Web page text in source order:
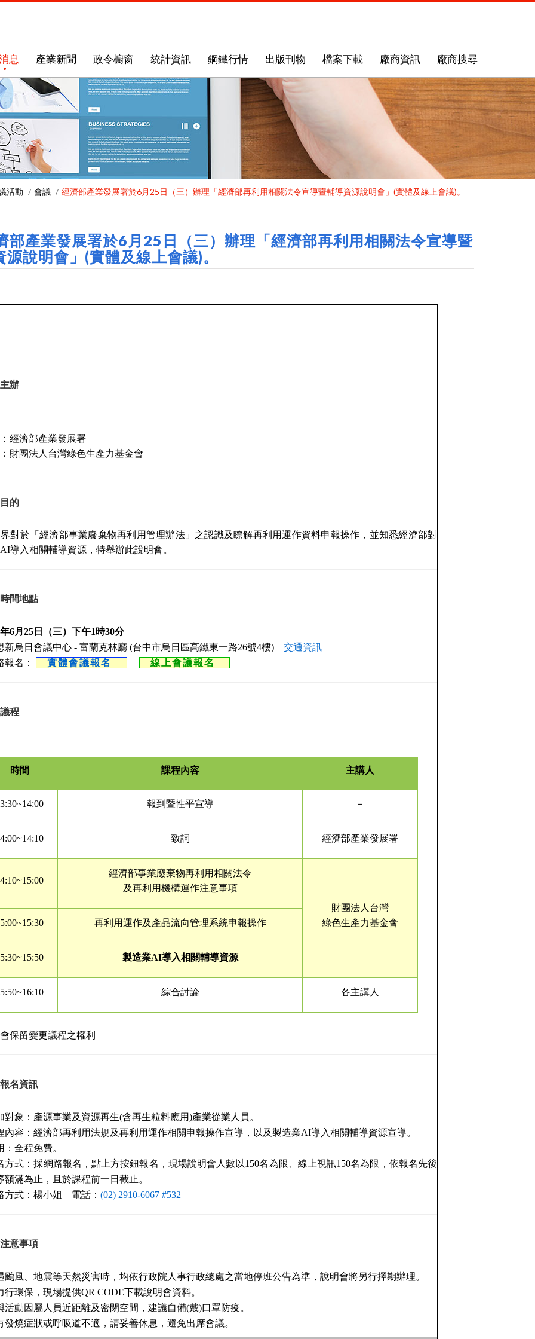
息 產業新聞 政令櫥窗 統計資訊 鋼鐵行情 出版刊物 檔案下載 廠商資訊 廠商搜尋
活動 會議 經濟部產業發展署於6月25日（三）辦理「經濟部再利用相關法令宣導暨輔導資源說明會」(實體及線上會議)。
部產業發展署於6月25日（三）辦理「經濟部再利用相關法令宣導暨
源說明會」(實體及線上會議)。
主辦
經濟部產業發展署
財團法人台灣綠色生產力基金會
目的
對於「經濟部事業廢棄物再利用管理辦法」之認識及瞭解再利用運作資料申報操作，並知悉經濟部對
導入相關輔導資源，特舉辦此說明會。
時間地點
年6月25日（三）下午1時30分
新烏日會議中心 - 富蘭克林廳 (台中市烏日區高鐵東一路26號4樓) 交通資訊
報名：
實體會議報名 線上會議報名
議程
時間 課程內容 主講人
報到暨性平宣導 －
致詞 經濟部產業發展署
經濟部事業廢棄物再利用相關法令
及再利用機構運作注意事項
財團法人台灣
綠色生產力基金會
再利用運作及產品流向管理系統申報操作
製造業AI導入相關輔導資源
綜合討論 各主講人
留變更議程之權利
報名資訊
對象：產源事業及資源再生(含再生粒料應用)產業從業人員。
內容：經濟部再利用法規及再利用運作相關申報操作宣導，以及製造業AI導入相關輔導資源宣導。
：全程免費。
方式：採網路報名，點上方按鈕報名，現場說明會人數以150名為限、線上視訊150名為限，依報名先後
額滿為止，且於課程前一日截止。
方式：楊小姐 電話： (02) 2910-6067 #532
注意事項
颱風、地震等天然災害時，均依行政院人事行政總處之當地停班公告為準，說明會將另行擇期辦理。
行環保，現場提供QR CODE下載說明會資料。
活動因屬人員近距離及密閉空間，建議自備(戴)口罩防疫。
發燒症狀或呼吸道不適，請妥善休息，避免出席會議。